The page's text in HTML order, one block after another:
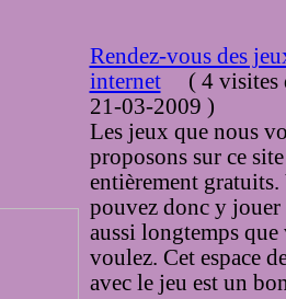
Rendez-vous des
internet(4 visites
21-03-2009 )
Les jeux que nous
proposons sur ce
entièrement gratuits.
pouvez donc y
aussi longtemps que
voulez. Cet espace
avec le jeu est un